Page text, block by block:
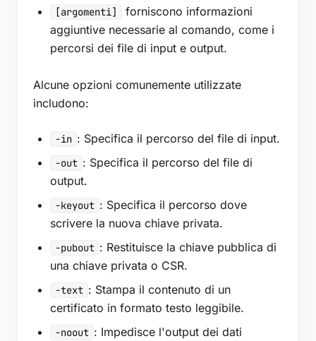
[argomenti]
forniscono informazioni
aggiuntive necessarie al comando, come i
percorsi dei file di input e output.
Alcune opzioni comunemente utilizzate
includono:
-in : Specifica il percorso del file di input.
-out : Specifica il percorso del file di
output.
-keyout : Specifica il percorso dove
scrivere la nuova chiave privata.
-pubout : Restituisce la chiave pubblica di
una chiave privata o CSR.
-text : Stampa il contenuto di un
certificato in formato testo leggibile.
-noout : Impedisce l'output dei dati